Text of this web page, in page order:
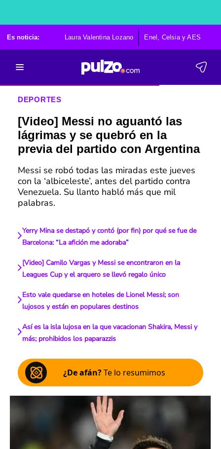
Es noticia: Laura Valentina Lozano Enel, Celsia y AES
DEPORTES
[Video] Messi no aguantó las
lágrimas y se quebró en la
previa del partido con Argentina
Messi se robó todas las miradas este jueves
con la ‘albiceleste’, antes del partido contra
Venezuela. Su llanto habló más que mil
palabras.
Yerry Mina se destapó y contó (por fin) por qué se fue de
Barcelona: “La afición me adoraba”
[Video] Camilo Vargas y Messi se encontraron en la
Leagues Cup y el arquero se llevó regalo único
Esto vale quedarse en hoteles de Lionel Messi; son
lujosos y están en populares destinos
Así es la isla lujosa en la que vacacionan Shakira, Messi y
más; prohibidos los paparazzis
¿De afán?Te lo resumimos